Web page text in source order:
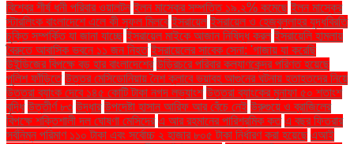
বিশ্বের শীর্ষ ধনী পরিবার ওয়ালটন ইলন মাস্কের সম্পত্তি ১৯.২% কমেছে ইলন মাস্কের
স্টারলিংক বাংলাদেশে এলে কী সুফল মিলবে ইসরায়েল ইসরায়েল ও হেজবুল্লাহর যুদ্ধবিরতি
চুক্তি সম্পর্কিত যা জানা যাচ্ছে ইসরায়েল মাইকে আজান নিষিদ্ধ করল ইসরায়েলি হামলায়
বৈরুতে আবাসিক ভবনে ১১ জন নিহত ইসরায়েলের সাবেক সেনা: 'গাজায় যা করেছি
উইন্ডিজের বিপক্ষে বড় হার বাংলাদেশের উড়িরচরে পরিবার কল্যাণকেন্দ্র পরিণত হয়েছে
পুলিশ ফাঁড়িতে উত্তর মেসিডোনিয়ায় নৈশ ক্লাবে ভয়াবহ আগুনের ঘটনায় হতাহতদের নিয়ে
উত্তরা ব্যাংক দেবে ১৪৫ কোটি টাকা নগদ লভ্যাংশ উত্তরা ব্যাংকের মুনাফা ৫০ শতাংশ
বৃদ্ধি উত্তীর্ণ ৮৩ উদ্ধার উপদেষ্টা হাসান আরিফ আর বেঁচে নেই উরুগুয়ে ও ব্রাজিলের
বিপক্ষে শক্তিশালী দল ঘোষণা মেসিদের এ আর রহমানের পারিশ্রমিক কত এ বছর ফিতরার
সর্বনিম্ন পরিমাণ ১১০ টাকা এবং সর্বোচ্চ ২ হাজার ৮০৫ টাকা নির্ধারণ করা হয়েছে এআই